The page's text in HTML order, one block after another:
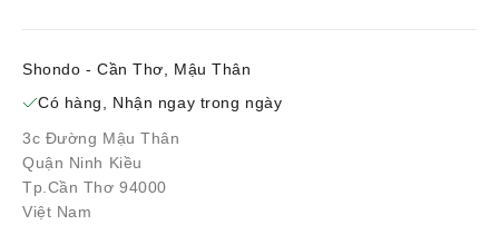
Shondo - Cần Thơ, Mậu Thân
Có hàng, Nhận ngay trong ngày
3c Đường Mậu Thân
Quận Ninh Kiều
Tp.Cần Thơ 94000
Việt Nam